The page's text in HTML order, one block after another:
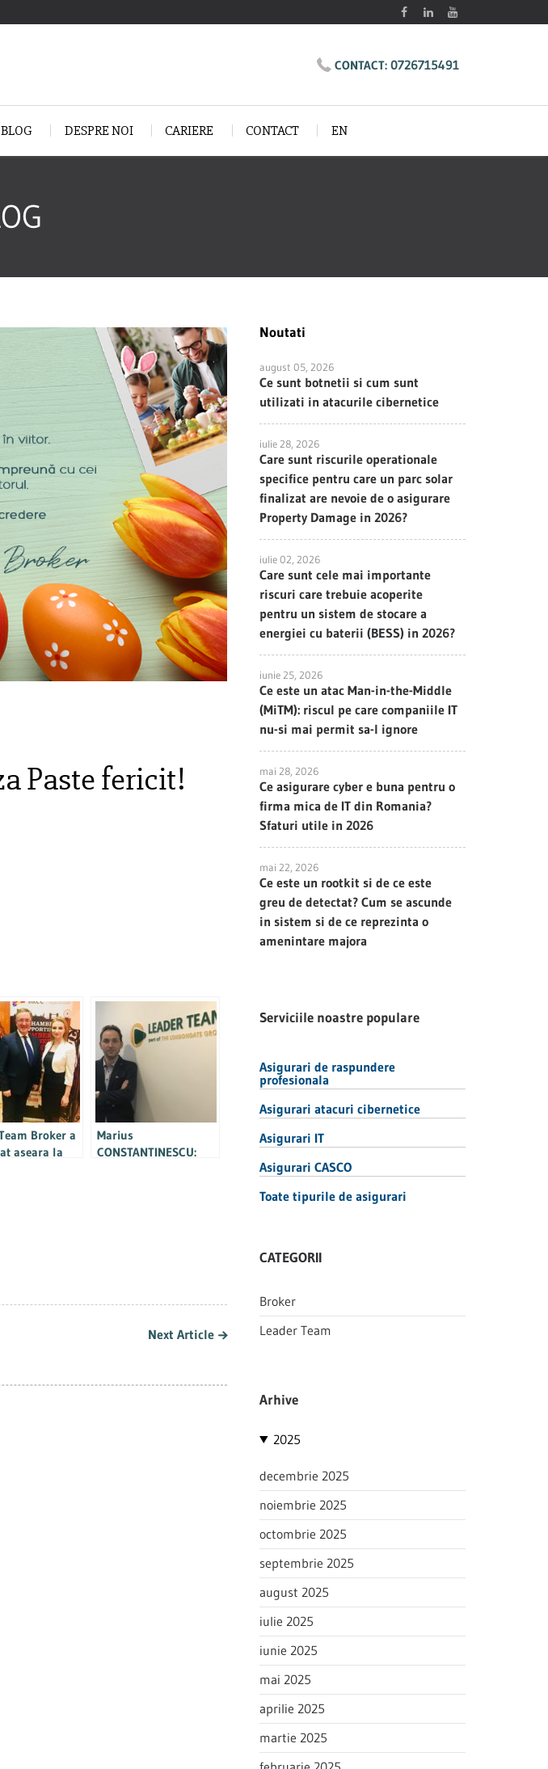
CONTACT: 0726715491
BLOG DESPRE NOI CARIERE CONTACT EN
Paste fericit!
Broker a
aseara la
Marius
CONSTANTINESCU:
Next Article
Noutati
august 05, 2026
Ce sunt botnetii si cum sunt
utilizati in atacurile cibernetice
iulie 28, 2026
Care sunt riscurile operationale
specifice pentru care un parc solar
finalizat are nevoie de o asigurare
Property Damage in 2026?
iulie 02, 2026
Care sunt cele mai importante
riscuri care trebuie acoperite
pentru un sistem de stocare a
energiei cu baterii (BESS) in 2026?
iunie 25, 2026
Ce este un atac Man-in-the-Middle
(MiTM): riscul pe care companiile IT
nu-si mai permit sa-l ignore
mai 28, 2026
Ce asigurare cyber e buna pentru o
firma mica de IT din Romania?
Sfaturi utile in 2026
mai 22, 2026
Ce este un rootkit si de ce este
greu de detectat? Cum se ascunde
in sistem si de ce reprezinta o
amenintare majora
Serviciile noastre populare
Asigurari de raspundere
profesionala
Asigurari atacuri cibernetice
Asigurari IT
Asigurari CASCO
Toate tipurile de asigurari
CATEGORII
Broker
Leader Team
Arhive
2025
decembrie 2025
noiembrie 2025
octombrie 2025
septembrie 2025
august 2025
iulie 2025
iunie 2025
mai 2025
aprilie 2025
martie 2025